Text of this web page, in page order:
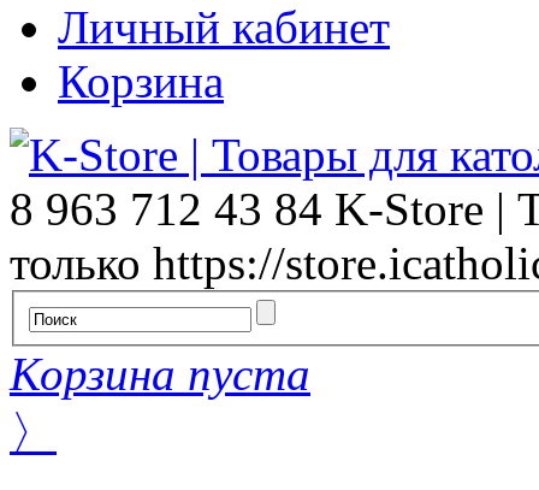
Личный кабинет
Корзина
8 963 712 43 84 K-Store |
только https://
Корзина пуста
〉